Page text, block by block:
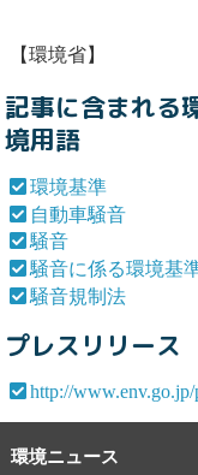
【環境省】
記事に含まれる
境用語
環境基準
自動車騒音
騒音
騒音に係る環境基
騒音規制法
プレスリリース
http://www.env.go.jp/
環境ニュース